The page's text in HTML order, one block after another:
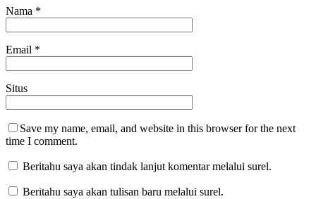
Nama *
Email *
Situs
Save my name, email, and website in this browser for the next
time I comment.
Beritahu saya akan tindak lanjut komentar melalui surel.
Beritahu saya akan tulisan baru melalui surel.